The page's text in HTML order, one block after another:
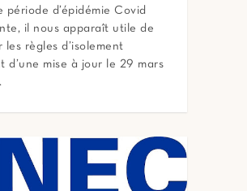
période d’épidémie Covid
il nous apparaît utile de
les règles d’isolement
d’une mise à jour le 29 mars